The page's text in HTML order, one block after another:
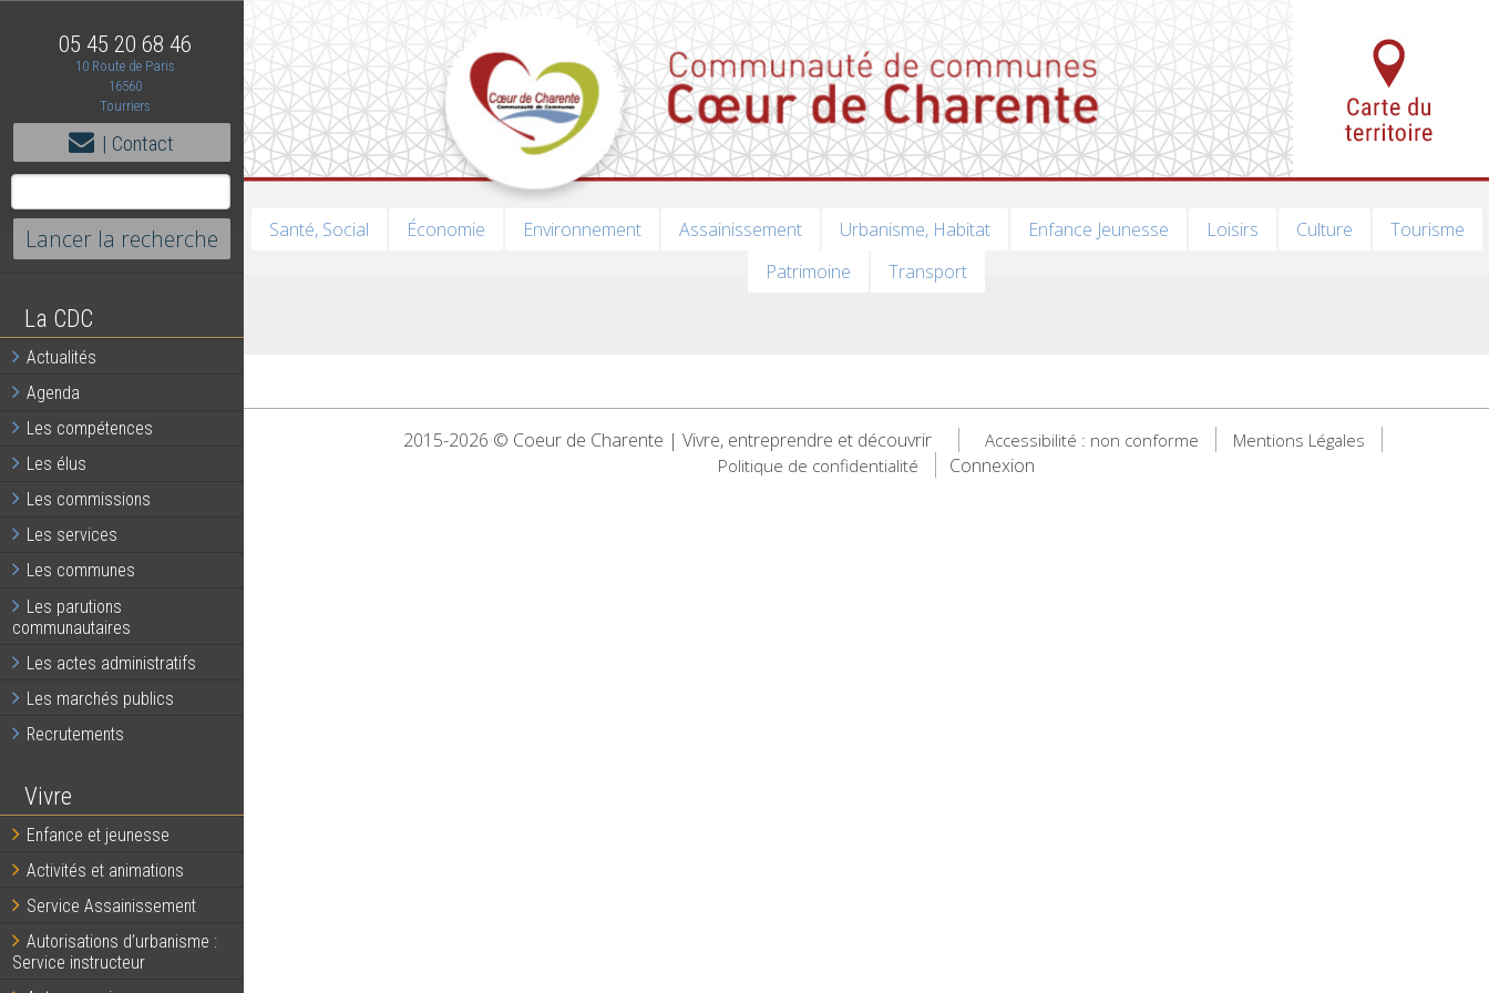
05 45 20 68 46
10 Route de Paris
16560
Tourriers
| Contact
La CDC
Actualités
Agenda
Les compétences
Les élus
Les commissions
Les services
Les communes
Les parutions
communautaires
Les actes administratifs
Les marchés publics
Recrutements
Vivre
Enfance et jeunesse
Activités et animations
Service Assainissement
Autorisations d’urbanisme :
Service instructeur
Santé, Social Économie Environnement Assainissement Urbanisme, Habitat Enfance Jeunesse Loisirs Culture
Tourisme
Patrimoine
Transport
2015-2026 © Coeur de Charente | Vivre, entreprendre et découvrir Accessibilité : non conforme
Mentions Légales
Politique de confidentialité
Connexion